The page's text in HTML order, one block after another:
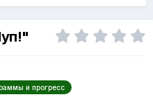
и прогресс